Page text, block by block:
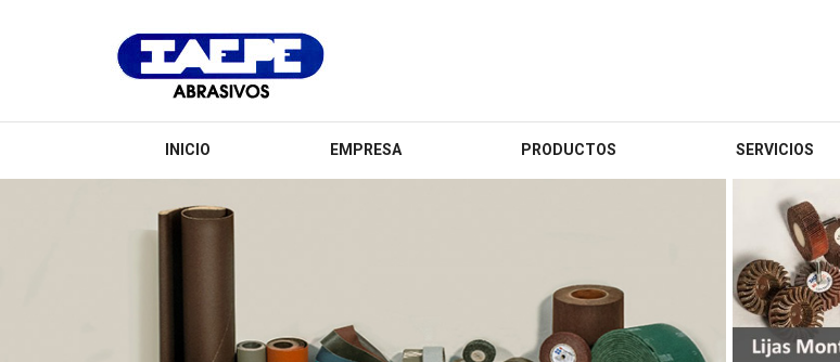
IAEPE
INICIO EMPRESA PRODUCTOS SERVICIOS